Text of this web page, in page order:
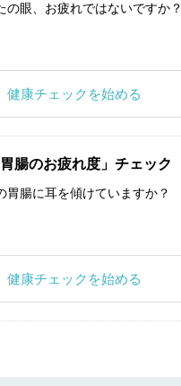
の眼、お疲れではないですか？
健康チェックを始める
腸のお疲れ度」チェック
胃腸に耳を傾けていますか？
健康チェックを始める